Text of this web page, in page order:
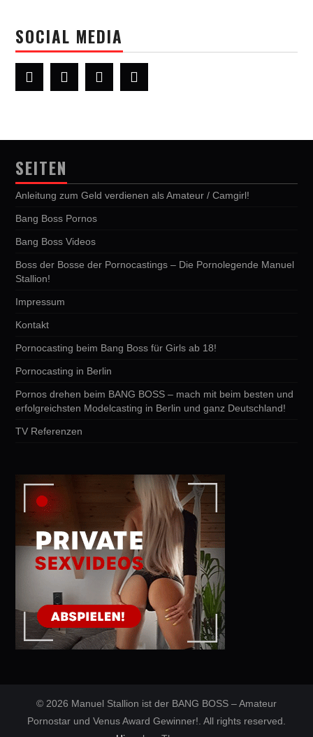
SOCIAL MEDIA
SEITEN
Anleitung zum Geld verdienen als Amateur / Camgirl!
Bang Boss Pornos
Bang Boss Videos
Boss der Bosse der Pornocastings – Die Pornolegende Manuel
Stallion!
Impressum
Kontakt
Pornocasting beim Bang Boss für Girls ab 18!
Pornocasting in Berlin
Pornos drehen beim BANG BOSS – mach mit beim besten und
erfolgreichsten Modelcasting in Berlin und ganz Deutschland!
TV Referenzen
© 2026 Manuel Stallion ist der BANG BOSS – Amateur
Pornostar und Venus Award Gewinner!. All rights reserved.